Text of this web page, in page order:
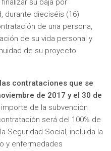
su baja por
durante dieciséis (16)
de una persona,
de su vida personal y
de su proyecto
las contrataciones que se
de 2017 y el 30 de
importe de la subvención
será del 100% de
Seguridad Social, incluida la
y enfermedades